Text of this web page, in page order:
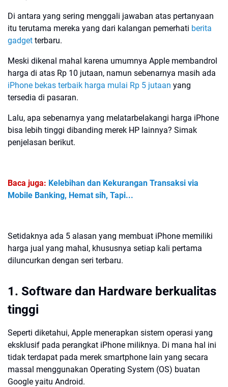
Di antara yang sering menggali jawaban atas pertanyaan
itu terutama mereka yang dari kalangan pemerhati berita
gadget terbaru.
Meski dikenal mahal karena umumnya Apple membandrol
harga di atas Rp 10 jutaan, namun sebenarnya masih ada
iPhone bekas terbaik harga mulai Rp 5 jutaan yang
tersedia di pasaran.
Lalu, apa sebenarnya yang melatarbelakangi harga iPhone
bisa lebih tinggi dibanding merek HP lainnya? Simak
penjelasan berikut.
Baca juga: Kelebihan dan Kekurangan Transaksi via
Mobile Banking, Hemat sih, Tapi...
Setidaknya ada 5 alasan yang membuat iPhone memiliki
harga jual yang mahal, khususnya setiap kali pertama
diluncurkan dengan seri terbaru.
1. Software dan Hardware berkualitas
tinggi
Seperti diketahui, Apple menerapkan sistem operasi yang
eksklusif pada perangkat iPhone miliknya. Di mana hal ini
tidak terdapat pada merek smartphone lain yang secara
massal menggunakan Operating System (OS) buatan
Google yaitu Android.